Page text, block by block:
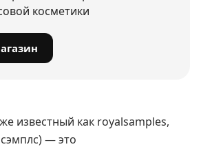
косметики
известный как royalsamples,
— это